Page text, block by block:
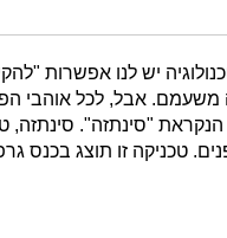
יש לנו אפשרות
משעמם. אבל, לכל אוהבי
"סינתזה".
טכניקה זו תוצג בכנס